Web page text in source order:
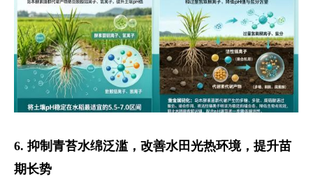
6. 抑制青苔水绵泛滥，改善水田光热环境，提升苗
期长势